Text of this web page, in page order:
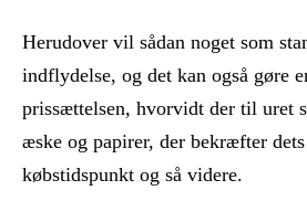
Herudover vil sådan noget som
indflydelse, og det kan også gøre
prissættelsen, hvorvidt der til uret
æske og papirer, der bekræfter
købstidspunkt og så videre.